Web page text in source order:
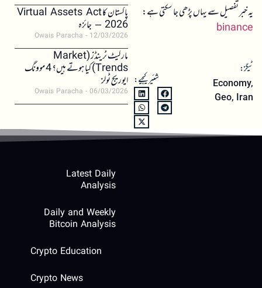
یہ خبر تفصیل سے یہاں پڑھی جا سکتی ہے:
binance
ٹیگز:
Economy,
Geo, Iran
شئیر کیجیے:
پاکستان کا Virtual Assets Act
2026 – جائزہ
Owais Paracha 12/03/2026
مارکیٹ ٹرینڈز (Market
Trends) کیا ہوتے ہیں؟ 4 موونگ
ایوریج ٹولز
Owais Paracha 06/03/2026
Latest Daily
Analysis
Daily and Weekly
Bitcoin Analysis
Crypto Education
Crypto News